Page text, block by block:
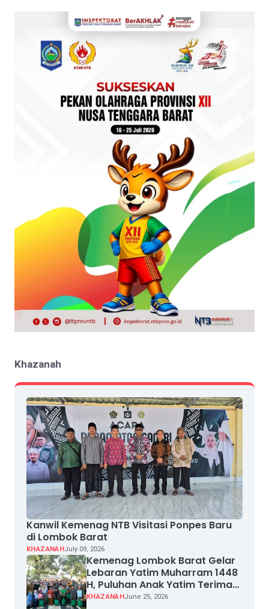
Khazanah
Kanwil Kemenag NTB Visitasi Ponpes Baru
di Lombok Barat
KHAZANAHJuly 09, 2026
Kemenag Lombok Barat Gelar
Lebaran Yatim Muharram 1448
H, Puluhan Anak Yatim Terima
Santunan
KHAZANAHJune 25, 2026